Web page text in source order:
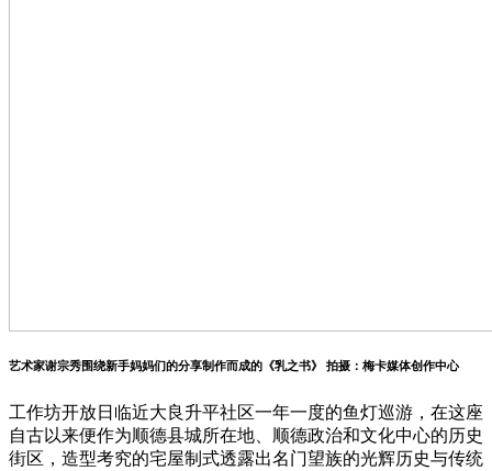
艺术家谢宗秀围绕新手妈妈们的分享制作而成的《乳之书》 拍摄：梅卡媒体创作中心
工作坊开放日临近大良升平社区一年一度的鱼灯巡游，在这座
自古以来便作为顺德县城所在地、顺德政治和文化中心的历史
街区，造型考究的宅屋制式透露出名门望族的光辉历史与传统